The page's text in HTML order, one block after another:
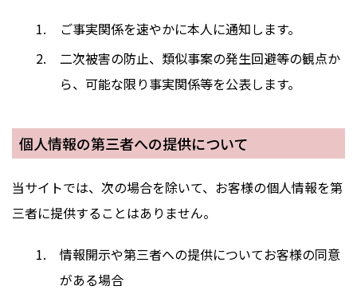
ご事実関係を速やかに本人に通知します。
二次被害の防止、類似事案の発生回避等の観点か
ら、可能な限り事実関係等を公表します。
個人情報の第三者への提供について
当サイトでは、次の場合を除いて、お客様の個人情報を第
三者に提供することはありません。
情報開示や第三者への提供についてお客様の同意
がある場合